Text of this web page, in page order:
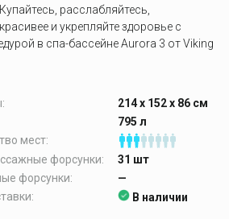
расслабляйтесь,
и укрепляйте здоровье с
в спа-бассейне Aurora 3 от Viking
214 x 152 x 86 см
795 л
мест:
форсунки:
31 шт
форсунки:
—
В наличии